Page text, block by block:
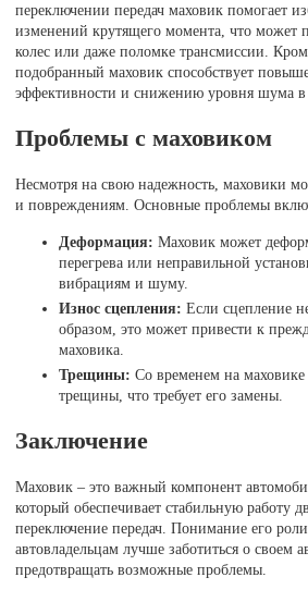
переключении передач маховик помогает
изменений крутящего момента, что может
колес или даже поломке трансмиссии.
подобранный маховик способствует
эффективности и снижению уровня шума в
Проблемы с маховиком
Несмотря на свою надежность, маховики
и повреждениям. Основные проблемы
Деформация: Маховик может
перегрева или неправильной
вибрациям и шуму.
Износ сцепления: Если сцепление
образом, это может привести к
маховика.
Трещины: Со временем на маховике
трещины, что требует его замены.
Заключение
Маховик – это важный компонент
который обеспечивает стабильную работу
переключение передач. Понимание его
автовладельцам лучше заботиться о своем
предотвращать возможные проблемы.